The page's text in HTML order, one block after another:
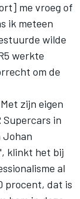
me vroeg of
ik meteen
wilde
werkte
om de
zijn eigen
Supercars in
Johan
klinkt het bij
al
procent, dat is